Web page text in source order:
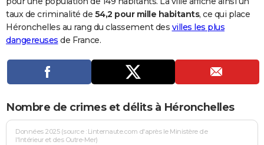
DICTIONNAIRE
Dictionnaire
Biographies
Citations
Expressions
Proverbes
PROGRAMME TV
Se connecter
Entreprises
Service militaire
Avis de recherche
AVIS DE DÉCÈS
Bricolage
Lifestyle
Culture
Sport
Auto
Television
Voyage
Cinema
taux de criminalité de 54,2 pour mille habitants, ce qui place
Héronchelles au rang du classement des villes les plus
dangereuses de France.
Nombre de crimes et délits à Héronchelles
Données 2025 (source : Linternaute.com d'après le Ministère de
l'Intérieur et des Outre-Mer)